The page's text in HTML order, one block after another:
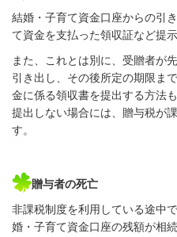
結婚・子育て資金口座からの引
て資金を支払った領収証など提
また、これとは別に、受贈者が
引き出し、その後所定の期限ま
金に係る領収書を提出する方法
提出しない場合には、贈与税が
す。
贈与者の死亡
非課税制度を利用している途中
婚・子育て資金口座の残額が相